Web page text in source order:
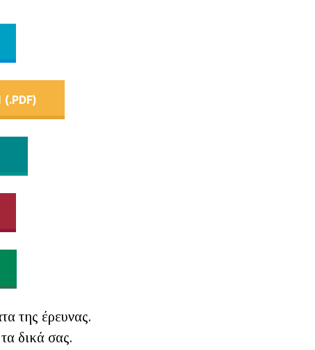
της έρευνας.
δικά σας.